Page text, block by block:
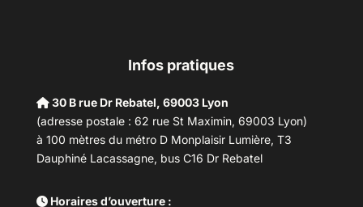
Infos pratiques
30 B rue Dr Rebatel, 69003 Lyon
(adresse postale : 62 rue St Maximin, 69003 Lyon)
à 100 mètres du métro D Monplaisir Lumière, T3
Dauphiné Lacassagne, bus C16 Dr Rebatel
Horaires d’ouverture :